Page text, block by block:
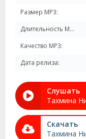
Размер MP3:
Длительность MP3:
Качество MP3:
Дата релиза:
Слушать
Скачать